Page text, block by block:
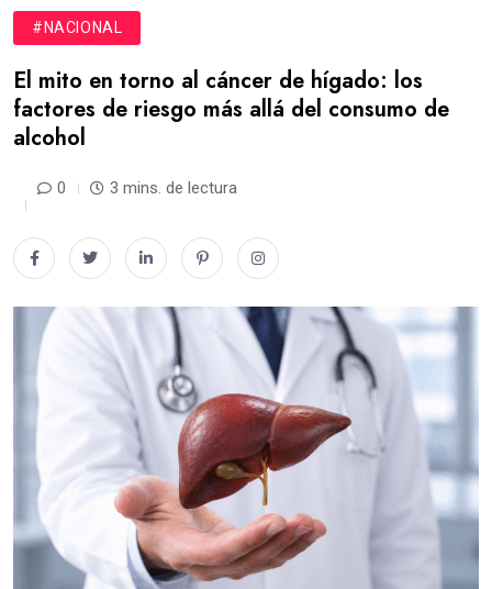
#NACIONAL
El mito en torno al cáncer de hígado: los
factores de riesgo más allá del consumo de
alcohol
0 3 mins. de lectura